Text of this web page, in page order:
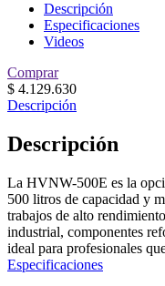
Descripción
Especificaciones
Videos
Comprar
$ 4.129.630
Descripción
Descripción
La HVNW-500E es la
500 litros de capacidad y
trabajos de alto
industrial, componentes
ideal para profesionales
Especificaciones